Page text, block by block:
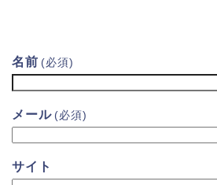
名前 (必須)
メール (必須)
サイト